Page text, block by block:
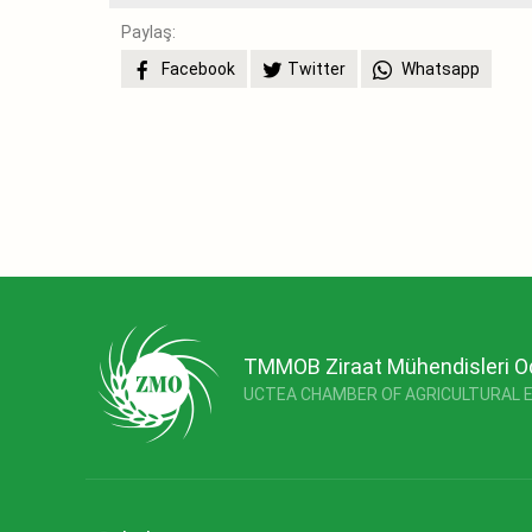
Paylaş:
Facebook
Twitter Whatsapp
TMMOB Ziraat Mühendisleri
UCTEA CHAMBER OF AGRICULTURAL